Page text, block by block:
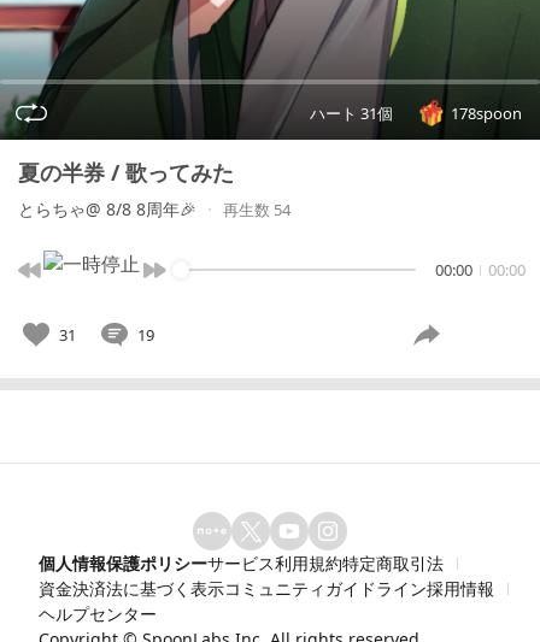
ハート 31個 178spoon
夏の半券 / 歌ってみた
とらちゃ@ 8/8 8周年🎉 再生数 54
00:00 00:00
31 19
個人情報保護ポリシーサービス利用規約特定商取引法
資金決済法に基づく表示コミュニティガイドライン採用情報
ヘルプセンター